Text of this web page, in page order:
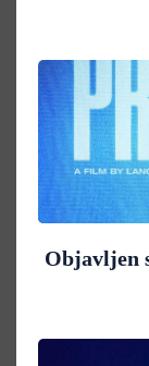
Objavljen